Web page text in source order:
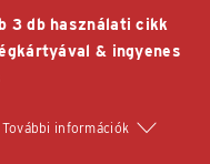
3 db használati cikk
& ingyenes
További információk